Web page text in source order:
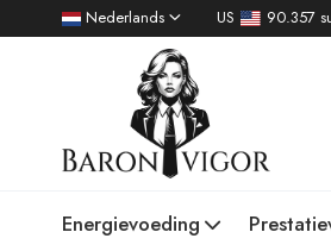
Nederlands US 90.357
Energievoeding